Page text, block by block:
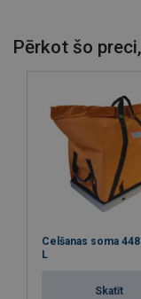
Pērkot šo
Celšanas soma
L
Skatīt